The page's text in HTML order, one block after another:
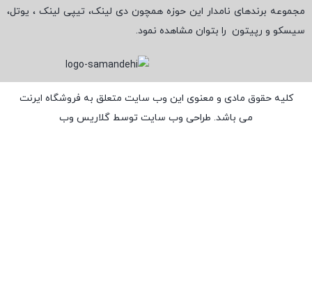
مجموعه برندهای نامدار این حوزه همچون دی لینک، تیپی لینک ، یوتل،
سیسکو و رپیتون را بتوان مشاهده نمود.
کلیه حقوق مادی و معنوی این وب سایت متعلق به فروشگاه ایرنت
می باشد. طراحی وب سایت توسط گلاریس وب